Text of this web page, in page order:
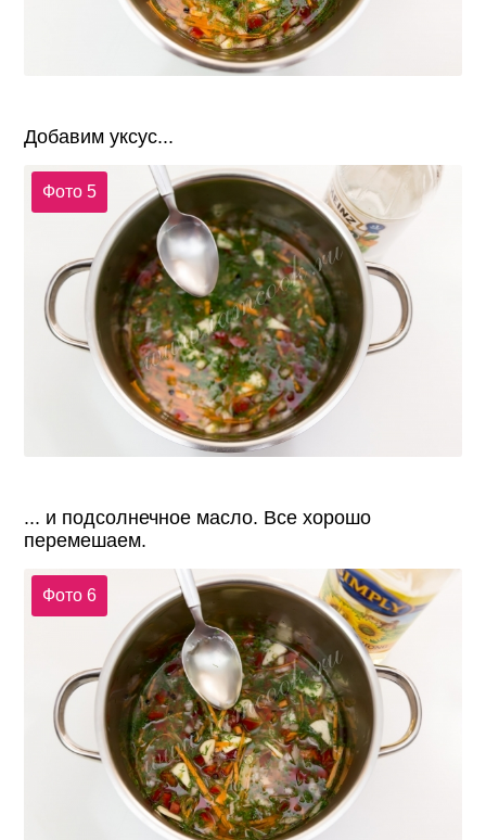
Добавим уксус...
Фото 5
... и подсолнечное масло. Все хорошо
перемешаем.
Фото 6